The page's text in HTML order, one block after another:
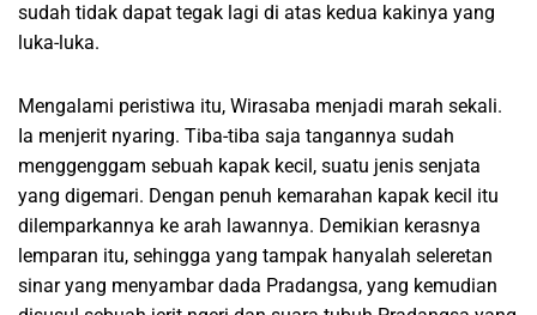
sudah tidak dapat tegak lagi di atas kedua kakinya yang
luka-luka.
Mengalami peristiwa itu, Wirasaba menjadi marah sekali.
Ia menjerit nyaring. Tiba-tiba saja tangannya sudah
menggenggam sebuah kapak kecil, suatu jenis senjata
yang digemari. Dengan penuh kemarahan kapak kecil itu
dilemparkannya ke arah lawannya. Demikian kerasnya
lemparan itu, sehingga yang tampak hanyalah seleretan
sinar yang menyambar dada Pradangsa, yang kemudian